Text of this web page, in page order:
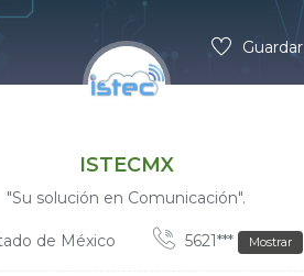
Guardar
ISTECMX
"Su solución en Comunicación".
de México 5621*** Mostrar